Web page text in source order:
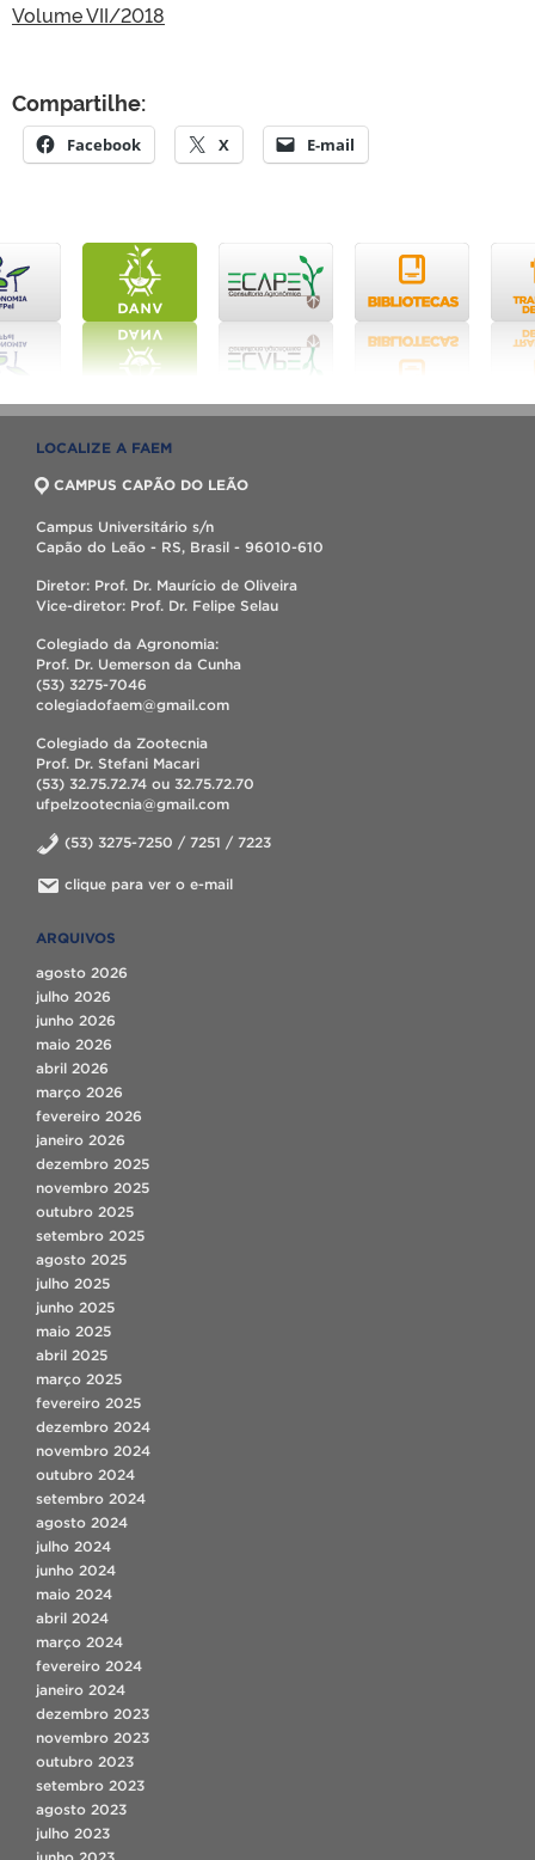
Volume VII/2018
Compartilhe:
Facebook X E-mail
LOCALIZE A FAEM
CAMPUS CAPÃO DO LEÃO
Campus Universitário s/n
Capão do Leão - RS, Brasil - 96010-610
Diretor: Prof. Dr. Maurício de Oliveira
Vice-diretor: Prof. Dr. Felipe Selau
Colegiado da Agronomia:
Prof. Dr. Uemerson da Cunha
(53) 3275-7046
colegiadofaem@gmail.com
Colegiado da Zootecnia
Prof. Dr. Stefani Macari
(53) 32.75.72.74 ou 32.75.72.70
ufpelzootecnia@gmail.com
(53) 3275-7250 / 7251 / 7223
clique para ver o e-mail
ARQUIVOS
agosto 2026
julho 2026
junho 2026
maio 2026
abril 2026
março 2026
fevereiro 2026
janeiro 2026
dezembro 2025
novembro 2025
outubro 2025
setembro 2025
agosto 2025
julho 2025
junho 2025
maio 2025
abril 2025
março 2025
fevereiro 2025
dezembro 2024
novembro 2024
outubro 2024
setembro 2024
agosto 2024
julho 2024
junho 2024
maio 2024
abril 2024
março 2024
fevereiro 2024
janeiro 2024
dezembro 2023
novembro 2023
outubro 2023
setembro 2023
agosto 2023
julho 2023